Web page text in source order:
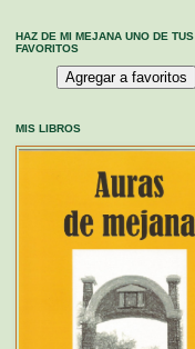
HAZ DE MI MEJANA UNO DE TUS
FAVORITOS
MIS LIBROS